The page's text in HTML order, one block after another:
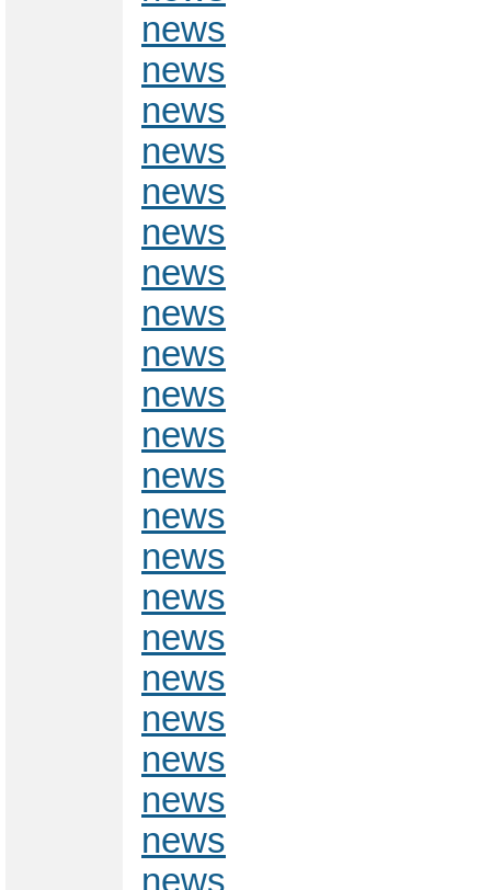
news
news
news
news
news
news
news
news
news
news
news
news
news
news
news
news
news
news
news
news
news
news